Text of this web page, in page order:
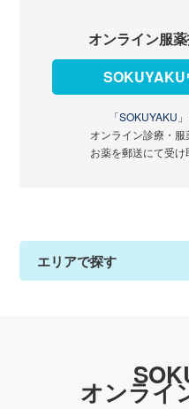
オンライン服
「SOKUYAKU」
オンライン診療・
お薬を郵送にて受
エリアで探す
オンライ